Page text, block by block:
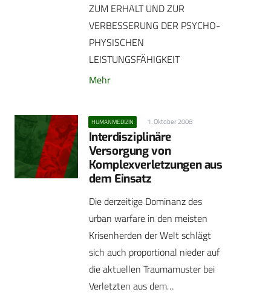
ZUM ERHALT UND ZUR
VERBESSERUNG DER PSYCHO-
PHYSISCHEN
LEISTUNGSFÄHIGKEIT
Mehr
HUMANMEDIZIN 1. Oktober 2008
Interdisziplinäre
Versorgung von
Komplexverletzungen aus
dem Einsatz
Die derzeitige Dominanz des
urban warfare in den meisten
Krisenherden der Welt schlägt
sich auch proportional nieder auf
die aktuellen Traumamuster bei
Verletzten aus dem…